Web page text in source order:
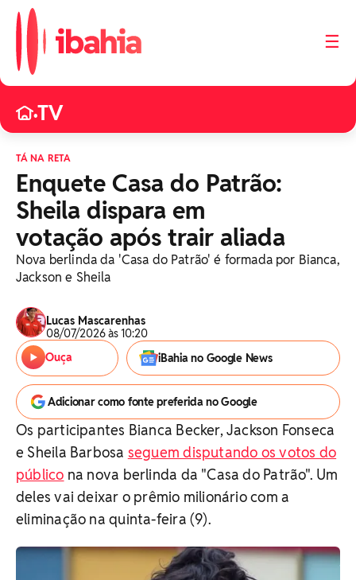
☰
•TV
TÁ NA RETA
Enquete Casa do Patrão:
Sheila dispara em
votação após trair aliada
Nova berlinda da 'Casa do Patrão' é formada por Bianca,
Jackson e Sheila
Lucas Mascarenhas
08/07/2026 às 10:20
Ouça
iBahia no Google News
Adicionar como fonte preferida no Google
Os participantes Bianca Becker, Jackson Fonseca
e Sheila Barbosa seguem disputando os votos do
público na nova berlinda da "Casa do Patrão". Um
deles vai deixar o prêmio milionário com a
eliminação na quinta-feira (9).